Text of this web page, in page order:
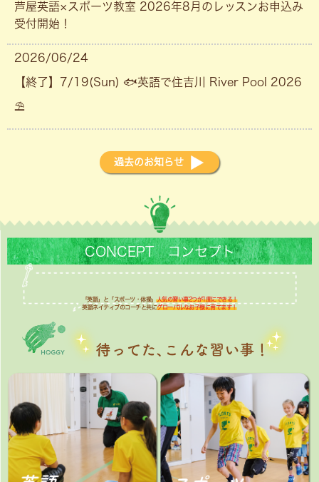
芦屋英語×スポーツ教室 2026年8月のレッスンお申込み
受付開始！
2026/06/24
【終了】7/19(Sun) 🐟英語で住吉川 River Pool 2026
⛱
過去のお知らせ
CONCEPT コンセプト
「英語」と「スポーツ・体操」人気の習い事2つが1度にできる！
英語ネイティブのコーチと共にグローバルなお子様に育てます！